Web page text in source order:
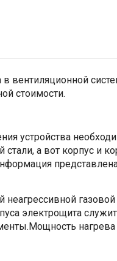
вентиляционной
стоимости.
устройства
а вот корпус и
электрощита